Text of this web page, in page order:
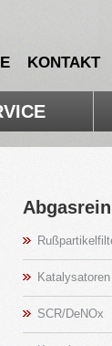
KON­TAKT
Ka­ta­ly­sa­to­ren
SCR/DeNOx